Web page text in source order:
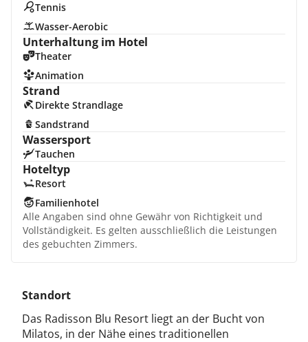
Tennis
Wasser-Aerobic
Unterhaltung im Hotel
Theater
Animation
Strand
Direkte Strandlage
Sandstrand
Wassersport
Tauchen
Hoteltyp
Resort
Familienhotel
Alle Angaben sind ohne Gewähr von Richtigkeit und
Vollständigkeit. Es gelten ausschließlich die Leistungen
des gebuchten Zimmers.
Standort
Das Radisson Blu Resort liegt an der Bucht von
Milatos, in der Nähe eines traditionellen